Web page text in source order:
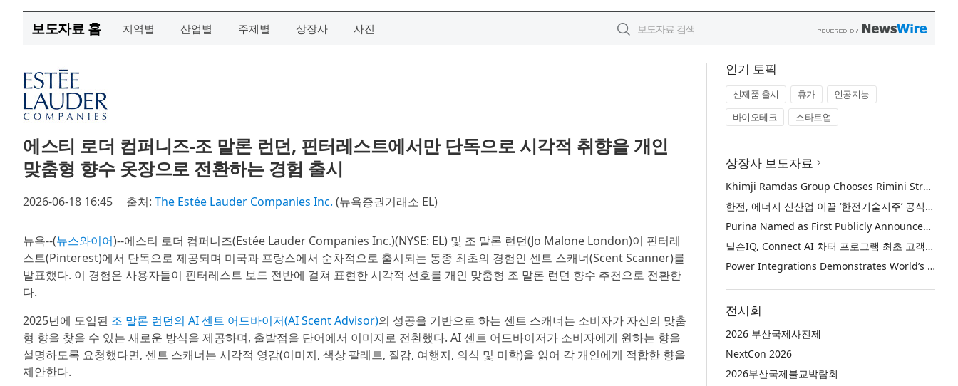
보도자료 홈 지역별 산업별 주제별 상장사 사진
에스티 로더 컴퍼니즈-조 말론 런던, 핀터레스트에서만 단독으로 시각적 취향을 개인
맞춤형 향수 옷장으로 전환하는 경험 출시
2026-06-18 16:45 출처: The Estée Lauder Companies Inc. (뉴욕증권거래소 EL)
뉴욕--(뉴스와이어)--에스티 로더 컴퍼니즈(Estée Lauder Companies Inc.)(NYSE: EL) 및 조 말론 런던(Jo Malone London)이 핀터레
스트(Pinterest)에서 단독으로 제공되며 미국과 프랑스에서 순차적으로 출시되는 동종 최초의 경험인 센트 스캐너(Scent Scanner)를
발표했다. 이 경험은 사용자들이 핀터레스트 보드 전반에 걸쳐 표현한 시각적 선호를 개인 맞춤형 조 말론 런던 향수 추천으로 전환한
다.
2025년에 도입된 조 말론 런던의 AI 센트 어드바이저(AI Scent Advisor)의 성공을 기반으로 하는 센트 스캐너는 소비자가 자신의 맞춤
형 향을 찾을 수 있는 새로운 방식을 제공하며, 출발점을 단어에서 이미지로 전환했다. AI 센트 어드바이저가 소비자에게 원하는 향을
설명하도록 요청했다면, 센트 스캐너는 시각적 영감(이미지, 색상 팔레트, 질감, 여행지, 의식 및 미학)을 읽어 각 개인에게 적합한 향을
제안한다.
인기 토픽
신제품 출시 휴가
인공지능
바이오테크
스타트업
상장사 보도자료
Khimji Ramdas Group Chooses Rimini Street to Reduce SAP Support Costs, Protect 700+ Customizations and Reinvest Savings in Innovation
한전, 에너지 신산업 이끌 ‘한전기술지주’ 공식 출범
Purina Named as First Publicly Announced NIQ ConnectAI Charter Client
닐슨IQ, Connect AI 차터 프로그램 최초 고객사 ‘퓨리나’ 선정
Power Integrations Demonstrates World’s First 2200 V GaN Technology for Next-Era High-Voltage Power Systems
전시회
2026 부산국제사진제
NextCon 2026
2026부산국제불교박람회